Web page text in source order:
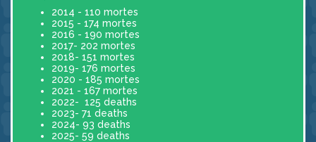
2014 - 110 mortes
2015 - 174 mortes
2016 - 190 mortes
2017- 202 mortes
2018- 151 mortes
2019- 176 mortes
2020 - 185 mortes
2021 - 167 mortes
2022- 125 deaths
2023- 71 deaths
2024- 93 deaths
2025- 59 deaths